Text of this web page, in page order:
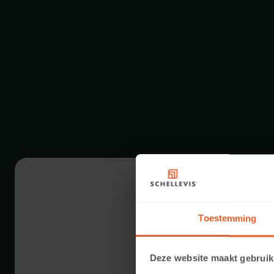
Toestemming
Deze website maakt